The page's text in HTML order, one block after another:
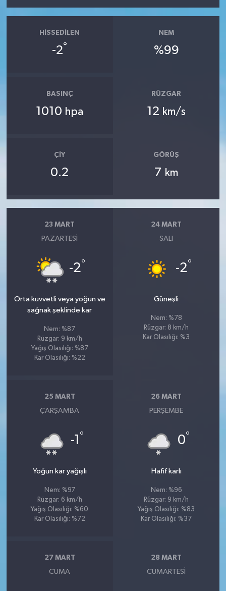
HISSEDILEN
-2°
NEM
%99
BASINÇ
1010 hpa
RÜZGAR
12 km/s
ÇIY
0.2
GÖRÜŞ
7 km
23 MART
PAZARTESI
-2°
Orta kuvvetli veya yoğun ve
sağnak şeklinde kar
Nem: %87
Rüzgar: 9 km/h
Yağış Olasılığı: %87
Kar Olasılığı: %22
24 MART
SALI
-2°
Güneşli
Nem: %78
Rüzgar: 8 km/h
Kar Olasılığı: %3
25 MART
ÇARŞAMBA
-1 °
Yoğun kar yağışlı
Nem: %97
Rüzgar: 6 km/h
Yağış Olasılığı: %60
Kar Olasılığı: %72
26 MART
PERŞEMBE
0°
Hafif karlı
Nem: %96
Rüzgar: 9 km/h
Yağış Olasılığı: %83
Kar Olasılığı: %37
27 MART
CUMA
28 MART
CUMARTESI